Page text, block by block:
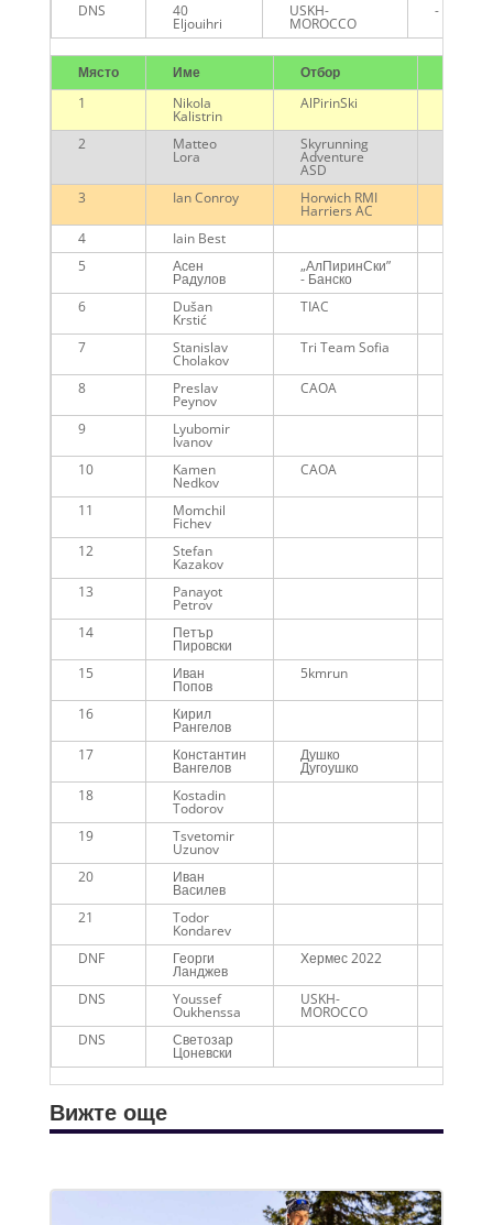
DNS 40
Eljouihri
USKH-
MOROCCO
-
Място Име Отбор
1
Nikola
Kalistrin
AlPirinSki
2 Matteo
Lora
Skyrunning
Adventure
ASD
3 Ian Conroy Horwich RMI
Harriers AC
4 Iain Best
5
Асен
Радулов
„АлПиринСки”
- Банско
6 Dušan
Krstić
TIAC
7 Stanislav
Cholakov
Tri Team Sofia
8 Preslav
Peynov
CAOA
9 Lyubomir
Ivanov
10 Kamen
Nedkov
CAOA
11 Momchil
Fichev
12 Stefan
Kazakov
13 Panayot
Petrov
14 Петър
Пировски
15 Иван
Попов
5kmrun
16 Кирил
Рангелов
17 Константин
Вангелов
Душко
Дугоушко
18 Kostadin
Todorov
19 Tsvetomir
Uzunov
20 Иван
Василев
21 Todor
Kondarev
DNF Георги
Ланджев
Хермес 2022
DNS Youssef
Oukhenssa
USKH-
MOROCCO
DNS Светозар
Цоневски
Вижте още